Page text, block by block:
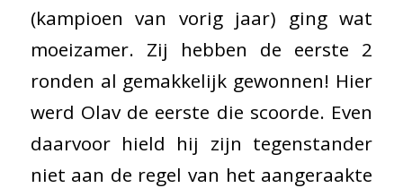
(kampioen van vorig jaar) ging wat
moeizamer. Zij hebben de eerste 2
ronden al gemakkelijk gewonnen! Hier
werd Olav de eerste die scoorde. Even
daarvoor hield hij zijn tegenstander
niet aan de regel van het aangeraakte